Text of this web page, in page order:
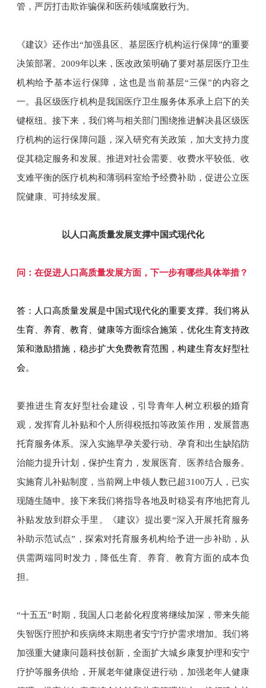
管，严厉打击欺诈骗保和医药领域腐败行为。
《建议》还作出“加强县区、基层医疗机构运行保障”的重要
决策部署。2009年以来，医改政策明确了要对基层医疗卫生
机构给予基本运行保障，这也是当前基层“三保”的内容之
一。县区级医疗机构是我国医疗卫生服务体系承上启下的关
键枢纽。接下来，我们将与相关部门围绕推进解决县区级医
疗机构的运行保障问题，深入研究有关政策，加大支持力度
促其稳定服务和发展。推进对社会需要、收费水平较低、收
支难平衡的医疗机构和薄弱科室给予经费补助，促进公立医
院健康、可持续发展。
以人口高质量发展支撑中国式现代化
问：在促进人口高质量发展方面，下一步有哪些具体举措？
答：人口高质量发展是中国式现代化的重要支撑。我们将从
生育、养育、教育、健康等方面综合施策，优化生育支持政
策和激励措施，稳步扩大免费教育范围，构建生育友好型社
会。
要推进生育友好型社会建设，引导青年人树立积极的婚育
观，发挥育儿补贴和个人所得税抵扣等政策作用，发展普惠
托育服务体系。深入实施早孕关爱行动、孕育和出生缺陷防
治能力提升计划，保护生育力，发展医育、医养结合服务。
实施育儿补贴制度，当前网上申领人数已超3100万人，已实
现随生随申。接下来我们将指导各地及时稳妥有序地把育儿
补贴发放到群众手里。《建议》提出要“深入开展托育服务
补助示范试点”，探索对托育服务机构给予进一步补助，从
供需两端同时发力，降低生育、养育、教育方面的成本负
担。
“十五五”时期，我国人口老龄化程度将继续加深，带来失能
失智医疗照护和疾病终末期患者安宁疗护需求增加。我们将
加强重大健康问题科技创新，全面扩大城乡康复护理和安宁
疗护等服务供给，开展老年健康促进行动，加强老年人健康